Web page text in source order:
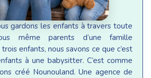
gardons les enfants à travers toute
même parents d’une famille
enfants, nous savons ce que c’est
à une babysitter. C’est comme
créé Nounouland. Une agence de